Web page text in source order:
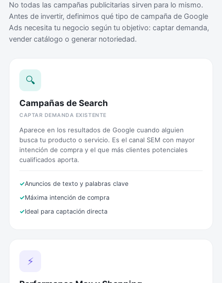
No todas las campañas publicitarias sirven para lo mismo.
Antes de invertir, definimos qué tipo de campaña de Google
Ads necesita tu negocio según tu objetivo: captar demanda,
vender catálogo o generar notoriedad.
🔍
Campañas de Search
CAPTAR DEMANDA EXISTENTE
Aparece en los resultados de Google cuando alguien
busca tu producto o servicio. Es el canal SEM con mayor
intención de compra y el que más clientes potenciales
cualificados aporta.
Anuncios de texto y palabras clave
Máxima intención de compra
Ideal para captación directa
⚡